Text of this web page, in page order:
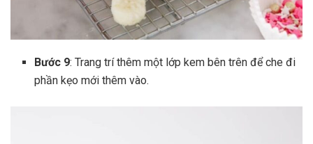
Bước 9: Trang trí thêm một lớp kem bên trên để che đi
phần kẹo mới thêm vào.